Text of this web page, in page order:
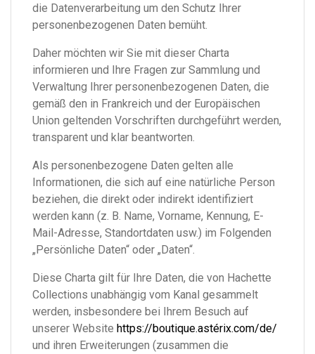
die Datenverarbeitung um den Schutz Ihrer
personenbezogenen Daten bemüht.
Daher möchten wir Sie mit dieser Charta
informieren und Ihre Fragen zur Sammlung und
Verwaltung Ihrer personenbezogenen Daten, die
gemäß den in Frankreich und der Europäischen
Union geltenden Vorschriften durchgeführt werden,
transparent und klar beantworten.
Als personenbezogene Daten gelten alle
Informationen, die sich auf eine natürliche Person
beziehen, die direkt oder indirekt identifiziert
werden kann (z. B. Name, Vorname, Kennung, E-
Mail-Adresse, Standortdaten usw.) im Folgenden
„Persönliche Daten“ oder „Daten“.
Diese Charta gilt für Ihre Daten, die von Hachette
Collections unabhängig vom Kanal gesammelt
werden, insbesondere bei Ihrem Besuch auf
unserer Website https://boutique.astérix.com/de/
und ihren Erweiterungen (zusammen die